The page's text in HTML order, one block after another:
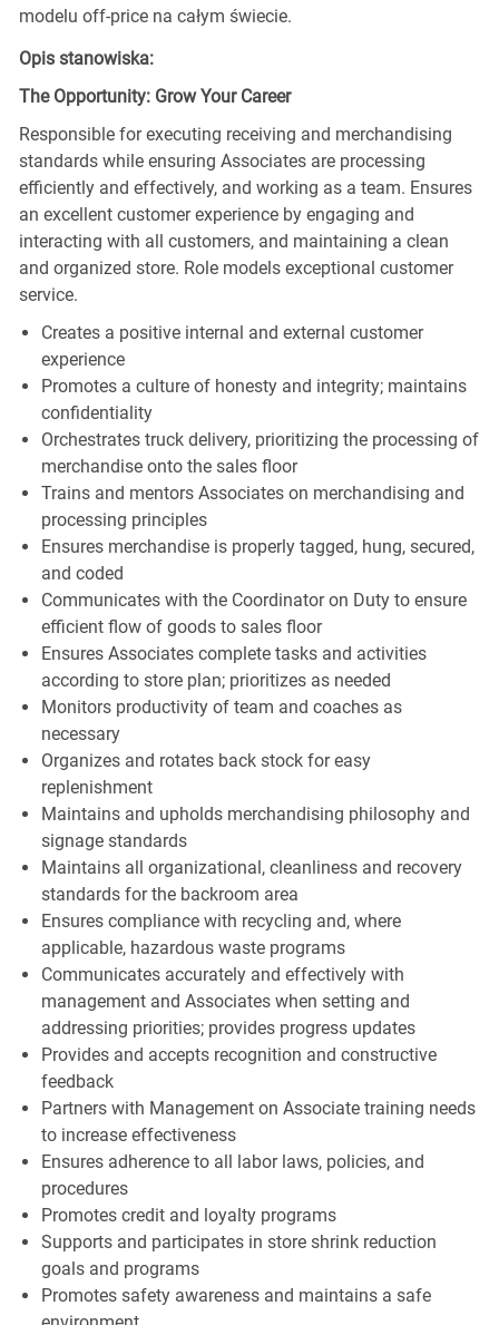
modelu off-price na całym świecie.
Opis stanowiska:
The Opportunity: Grow Your Career
Responsible for executing receiving and merchandising
standards while ensuring Associates are processing
efficiently and effectively, and working as a team. Ensures
an excellent customer experience by engaging and
interacting with all customers, and maintaining a clean
and organized store. Role models exceptional customer
service.
Creates a positive internal and external customer
experience
Promotes a culture of honesty and integrity; maintains
confidentiality
Orchestrates truck delivery, prioritizing the processing of
merchandise onto the sales floor
Trains and mentors Associates on merchandising and
processing principles
Ensures merchandise is properly tagged, hung, secured,
and coded
Communicates with the Coordinator on Duty to ensure
efficient flow of goods to sales floor
Ensures Associates complete tasks and activities
according to store plan; prioritizes as needed
Monitors productivity of team and coaches as
necessary
Organizes and rotates back stock for easy
replenishment
Maintains and upholds merchandising philosophy and
signage standards
Maintains all organizational, cleanliness and recovery
standards for the backroom area
Ensures compliance with recycling and, where
applicable, hazardous waste programs
Communicates accurately and effectively with
management and Associates when setting and
addressing priorities; provides progress updates
Provides and accepts recognition and constructive
feedback
Partners with Management on Associate training needs
to increase effectiveness
Ensures adherence to all labor laws, policies, and
procedures
Promotes credit and loyalty programs
Supports and participates in store shrink reduction
goals and programs
Promotes safety awareness and maintains a safe